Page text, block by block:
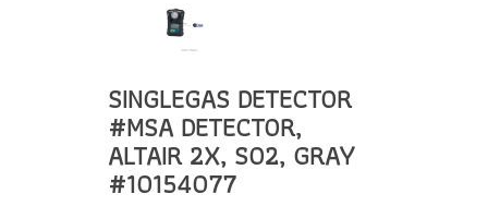
SINGLEGAS DETECTOR
#MSA DETECTOR,
ALTAIR 2X, SO2, GRAY
#10154077